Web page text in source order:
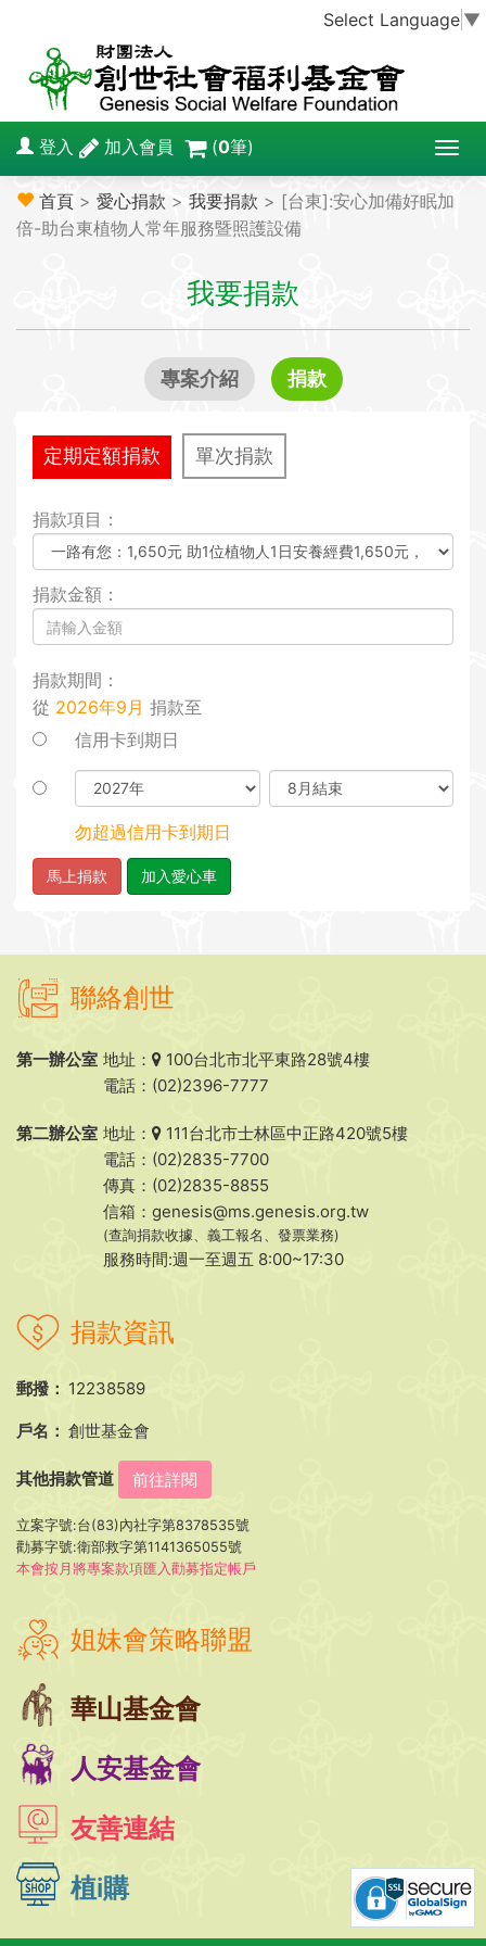
Select Language ▼
T
o
g
o
n
登入 加入會員 (0筆)
首頁 > 愛心捐款 > 我要捐款 > [台東]:安心加備好眠加
倍-助台東植物人常年服務暨照護設備
我要捐款
專案介紹 捐款
定期定額捐款 單次捐款
捐款項目：
捐款金額：
捐款期間：
從 2026年9月 捐款至
信用卡到期日
勿超過信用卡到期日
馬上捐款 加入愛心車
聯絡創世
第一辦公室 地址：
100台北市北平東路28號4樓
電話：(02)2396-7777
第二辦公室 地址：
111台北市士林區中正路420號5樓
電話：(02)2835-7700
傳真：(02)2835-8855
信箱： genesis@ms.genesis.org.tw
(查詢捐款收據、義工報名、發票業務)
服務時間:週一至週五 8:00~17:30
捐款資訊
郵撥： 12238589
戶名： 創世基金會
其他捐款管道 前往詳閱
立案字號:台(83)內社字第8378535號
勸募字號:衛部救字第1141365055號
本會按月將專案款項匯入勸募指定帳戶
姐妹會策略聯盟
華山基金會
人安基金會
友善連結
植i購